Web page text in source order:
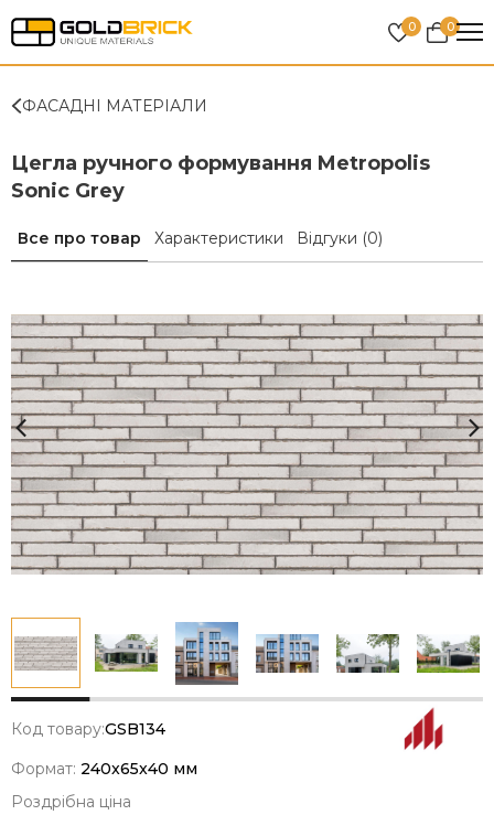
0 0
ФАСАДНІ МАТЕРІАЛИ
Цегла ручного формування Metropolis
Sonic Grey
Все про товар Характеристики Відгуки (0)
Код товару:GSB134
Формат: 240x65x40 мм
Роздрібна ціна